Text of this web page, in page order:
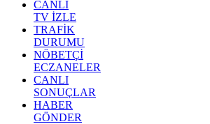
CANLI
TV İZLE
TRAFİK
DURUMU
NÖBETÇİ
ECZANELER
CANLI
SONUÇLAR
HABER
GÖNDER